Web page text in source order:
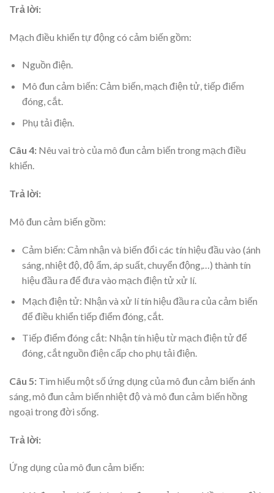
Trả lời:
Mạch điều khiển tự động có cảm biến gồm:
Nguồn điện.
Mô đun cảm biến: Cảm biến, mạch điện tử, tiếp điểm
đóng, cắt.
Phụ tải điện.
Câu 4: Nêu vai trò của mô đun cảm biến trong mạch điều
khiển.
Trả lời:
Mô đun cảm biến gồm:
Cảm biến: Cảm nhận và biến đổi các tín hiệu đầu vào (ánh
sáng, nhiệt độ, độ ẩm, áp suất, chuyển động,…) thành tín
hiệu đầu ra để đưa vào mạch điện tử xử lí.
Mạch điện tử: Nhận và xử lí tín hiệu đầu ra của cảm biến
để điều khiển tiếp điểm đóng, cắt.
Tiếp điểm đóng cắt: Nhận tín hiệu từ mạch điện tử để
đóng, cắt nguồn điện cấp cho phụ tải điện.
Câu 5: Tìm hiểu một số ứng dụng của mô đun cảm biến ánh
sáng, mô đun cảm biến nhiệt độ và mô đun cảm biến hồng
ngoại trong đời sống.
Trả lời:
Ứng dụng của mô đun cảm biến: